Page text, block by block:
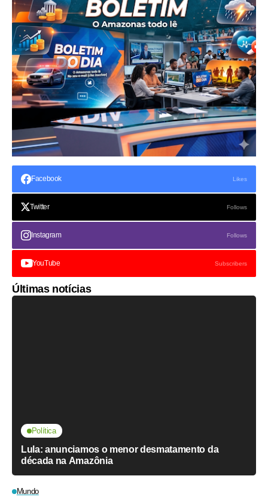
Facebook Likes
Twitter Follows
Instagram Follows
YouTube Subscribers
Últimas notícias
Política
Lula: anunciamos o menor desmatamento da
década na Amazônia
Mundo